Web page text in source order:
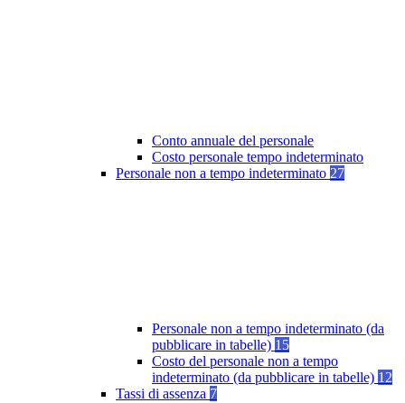
Conto annuale del personale
Costo personale tempo indeterminato
Personale non a tempo indeterminato 27
Personale non a tempo indeterminato (da
pubblicare in tabelle) 15
Costo del personale non a tempo
indeterminato (da pubblicare in tabelle) 12
Tassi di assenza 7